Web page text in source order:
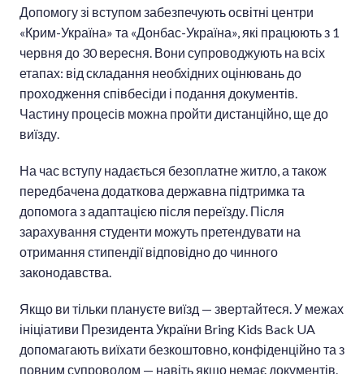
Допомогу зі вступом забезпечують освітні центри
«Крим-Україна» та «Донбас-Україна», які працюють з 1
червня до 30 вересня. Вони супроводжують на всіх
етапах: від складання необхідних оцінювань до
проходження співбесіди і подання документів.
Частину процесів можна пройти дистанційно, ще до
виїзду.
На час вступу надається безоплатне житло, а також
передбачена додаткова державна підтримка та
допомога з адаптацією після переїзду. Після
зарахування студенти можуть претендувати на
отримання стипендії відповідно до чинного
законодавства.
Якщо ви тільки плануєте виїзд — звертайтеся. У межах
ініціативи Президента України Bring Kids Back UA
допомагають виїхати безкоштовно, конфіденційно та з
повним супроводом — навіть якщо немає документів.